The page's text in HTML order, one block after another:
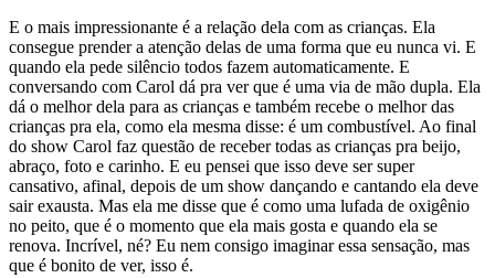
E o mais impressionante é a relação dela com as crianças. Ela
consegue prender a atenção delas de uma forma que eu nunca vi. E
quando ela pede silêncio todos fazem automaticamente. E
conversando com Carol dá pra ver que é uma via de mão dupla. Ela
dá o melhor dela para as crianças e também recebe o melhor das
crianças pra ela, como ela mesma disse: é um combustível. Ao final
do show Carol faz questão de receber todas as crianças pra beijo,
abraço, foto e carinho. E eu pensei que isso deve ser super
cansativo, afinal, depois de um show dançando e cantando ela deve
sair exausta. Mas ela me disse que é como uma lufada de oxigênio
no peito, que é o momento que ela mais gosta e quando ela se
renova. Incrível, né? Eu nem consigo imaginar essa sensação, mas
que é bonito de ver, isso é.